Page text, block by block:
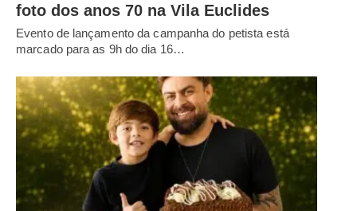
foto dos anos 70 na Vila Euclides
Evento de lançamento da campanha do petista está
marcado para as 9h do dia 16…